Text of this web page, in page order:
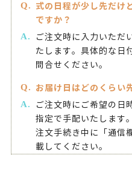
式の日程が少し先だけ
ですか？
ご注文時に入力いただ
たします。具体的な日
問合せください。
お届け日はどのくらい
ご注文時にご希望の日
指定で手配いたします
注文手続き中に「通信
載してください。